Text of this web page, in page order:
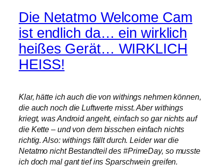
Die Netatmo Welcome Cam
ist endlich da… ein wirklich
heißes Gerät… WIRKLICH
HEISS!
Klar, hätte ich auch die von withings nehmen können,
die auch noch die Luftwerte misst. Aber withings
kriegt, was Android angeht, einfach so gar nichts auf
die Kette – und von dem bisschen einfach nichts
richtig. Also: withings fällt durch. Leider war die
Netatmo nicht Bestandteil des #PrimeDay, so musste
ich doch mal gant tief ins Sparschwein greifen.